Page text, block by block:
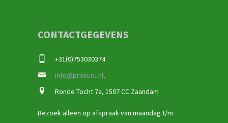
CONTACTGEGEVENS
+31(0)753030374
info@prokuru.nl,
Ronde Tocht 7a, 1507 CC Zaandam
Bezoek alleen op afspraak van maandag t/m